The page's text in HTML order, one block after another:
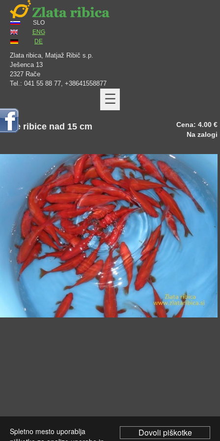
SLO
ENG
DE
Zlata ribica, Matjaž Ribič s.p.
Ješenca 13
2327 Rače
Tel.: 041 55 88 77, +38641558877
☰
Zlate ribice nad 15 cm
Cena: 4.00 €
Na zalogi
Spletno mesto uporablja